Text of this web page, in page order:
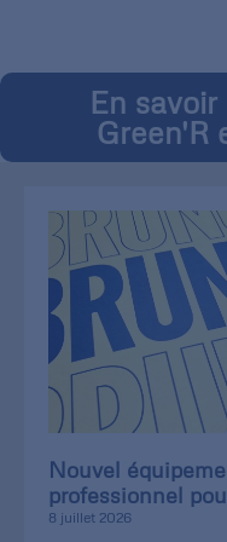
En
Green'R
Nouvel
professionnel
8 juillet 2026